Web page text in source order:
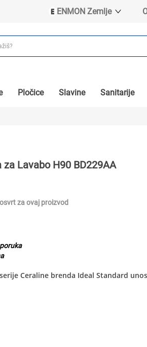
ENMON Zemlje
ENMON BIH
ENMON MKD
Pločice Slavine Sanitarije
za Lavabo H90 BD229AA
za ovaj proizvod
Ceraline brenda Ideal Standard